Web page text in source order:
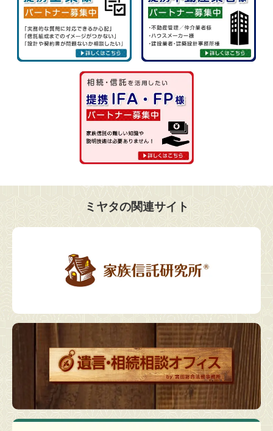
ミヤタの関連サイト